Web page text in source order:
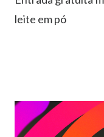
leite em pó